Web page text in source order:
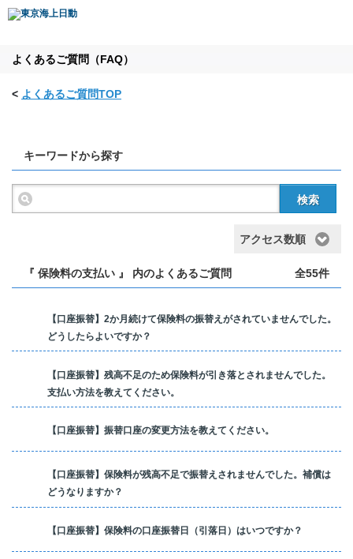
よくあるご質問（FAQ）
< よくあるご質問TOP
キーワードから探す
検索
アクセス数順
『 保険料の支払い 』 内のよくあるご質問 全55件
【口座振替】2か月続けて保険料の振替えがされていませんでした。
どうしたらよいですか？
【口座振替】残高不足のため保険料が引き落とされませんでした。
支払い方法を教えてください。
【口座振替】振替口座の変更方法を教えてください。
【口座振替】保険料が残高不足で振替えされませんでした。補償は
どうなりますか？
【口座振替】保険料の口座振替日（引落日）はいつですか？